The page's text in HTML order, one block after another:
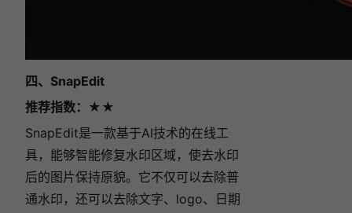
四、SnapEdit
推荐指数：★★
SnapEdit是一款基于AI技术的在线工
具，能够智能修复水印区域，使去水印
后的图片保持原貌。它不仅可以去除普
通水印，还可以去除文字、logo、日期